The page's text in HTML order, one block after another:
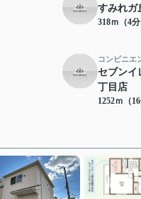
すみれガ
318ｍ（4分
コンビニエ
セブンイ
丁目店
1252ｍ（16